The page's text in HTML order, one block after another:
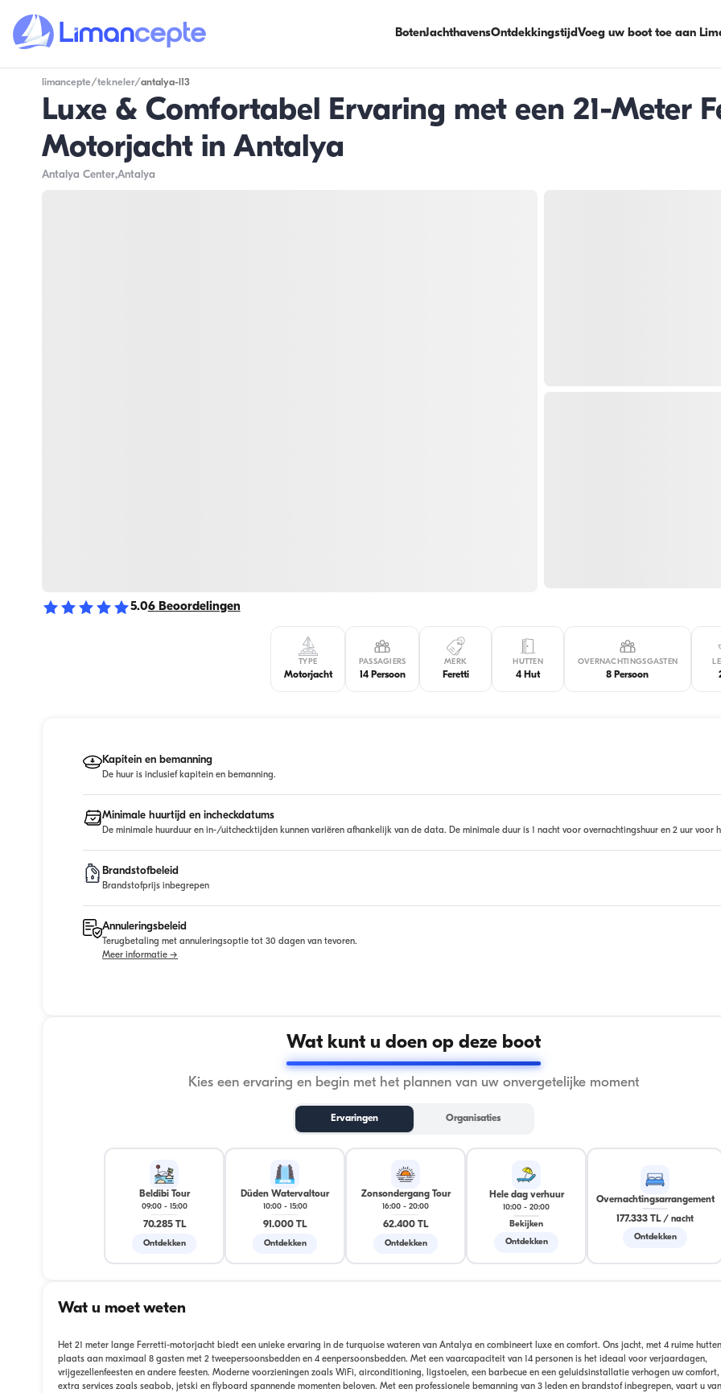
BotenJachthavensOntdekkingstijdVoeg uw boot toe aan
limancepte/tekneler/antalya-l13
Luxe & Comfortabel Ervaring met een 21-Meter
Motorjacht in Antalya
Antalya Center,Antalya
5.06 Beoordelingen
TYPE
Motorjacht
PASSAGIERS
14 Persoon
MERK
Feretti
HUTTEN
4 Hut
OVERNACHTINGSGASTEN
8 Persoon
Kapitein en bemanning
De huur is inclusief kapitein en bemanning.
Minimale huurtijd en incheckdatums
De minimale huurduur en in-/uitchecktijden kunnen variëren afhankelijk van de data. De minimale duur is 1 nacht voor overnachtingshuur en 2 uur voor
Brandstofbeleid
Brandstofprijs inbegrepen
Annuleringsbeleid
Terugbetaling met annuleringsoptie tot 30 dagen van tevoren.
Meer informatie →
Wat kunt u doen op deze boot
Kies een ervaring en begin met het plannen van uw onvergetelijke moment
Ervaringen Organisaties
Beldibi Tour
09:00- 15:00
70.285 TL
Ontdekken
Düden Watervaltour
10:00- 15:00
91.000 TL
Ontdekken
Zonsondergang Tour
16:00 -20:00
62.400 TL
Ontdekken
Hele dag verhuur
10:00 -20:00
Bekijken
Ontdekken
Overnachtingsarrangement
177.333 TL/ nacht
Ontdekken
Wat u moet weten
Het 21 meter lange Ferretti-motorjacht biedt een unieke ervaring in de turquoise wateren van Antalya en combineert luxe en comfort. Ons jacht, met 4 ruime
plaats aan maximaal 8 gasten met 2 tweepersoonsbedden en 4 eenpersoonsbedden. Met een vaarcapaciteit van 14 personen is het ideaal voor verjaardagen,
vrijgezellenfeesten en andere feesten. Moderne voorzieningen zoals WiFi, airconditioning, ligstoelen, een barbecue en een geluidsinstallatie verhogen uw
extra services zoals seabob, jetski en flyboard spannende momenten beloven. Met een professionele bemanning van 3 leden en brandstof inbegrepen, vaart u